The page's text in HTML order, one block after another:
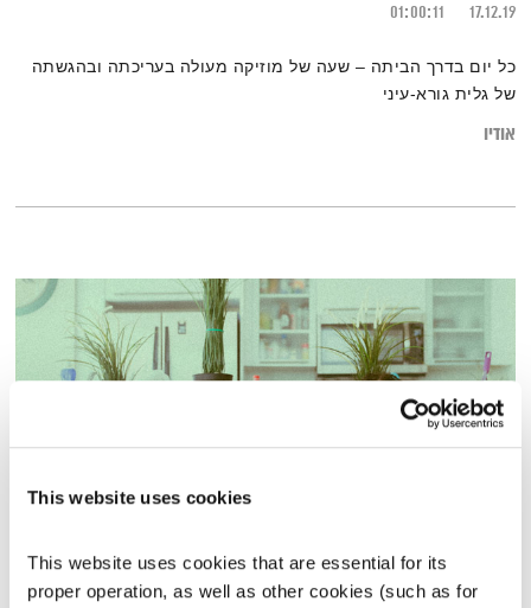
This website uses cookies
This website uses cookies that are essential for its
proper operation, as well as other cookies (such as for
17.12.19
01:00:11
כל יום בדרך הביתה – שעה של מוזיקה מעולה בעריכתה ובהגשתה
של גלית גורא-עיני
אודיו
מעבר מחינוך לחניכה
האוניברסיטה הקוסמית